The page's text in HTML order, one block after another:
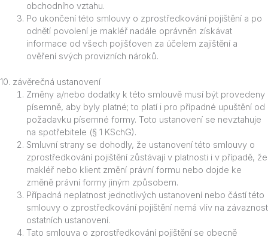
obchodního vztahu.
Po ukončení této smlouvy o zprostředkování pojištění a po
odnětí povolení je makléř nadále oprávněn získávat
informace od všech pojišťoven za účelem zajištění a
ověření svých provizních nároků.
10. závěrečná ustanovení
Změny a/nebo dodatky k této smlouvě musí být provedeny
písemně, aby byly platné; to platí i pro případné upuštění od
požadavku písemné formy. Toto ustanovení se nevztahuje
na spotřebitele (§ 1 KSchG).
Smluvní strany se dohodly, že ustanovení této smlouvy o
zprostředkování pojištění zůstávají v platnosti i v případě, že
makléř nebo klient změní právní formu nebo dojde ke
změně právní formy jiným způsobem.
Případná neplatnost jednotlivých ustanovení nebo částí této
smlouvy o zprostředkování pojištění nemá vliv na závaznost
ostatních ustanovení.
Tato smlouva o zprostředkování pojištění se obecně